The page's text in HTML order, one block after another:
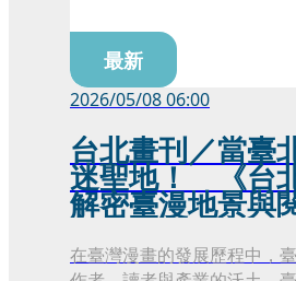
最新
2026/05/08 06:00
台北畫刊／當臺
迷聖地！ 《台
解密臺漫地景與
在臺灣漫畫的發展歷程中，